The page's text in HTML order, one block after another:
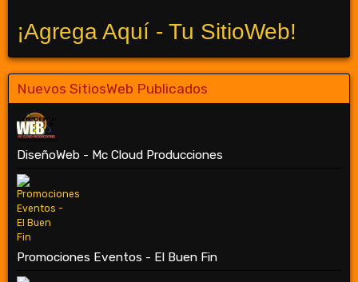
¡Agrega Aquí - Tu SitioWeb!
Nuevos SitiosWeb Publicados
DiseñoWeb - Mc Cloud Producciones
Promociones Eventos - El Buen Fin